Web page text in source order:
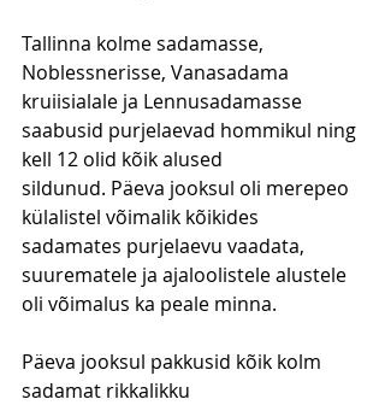
Tallinna kolme sadamasse,
Noblessnerisse, Vanasadama
kruiisialale ja Lennusadamasse
saabusid purjelaevad hommikul ning
kell 12 olid kõik alused
sildunud. Päeva jooksul oli merepeo
külalistel võimalik kõikides
sadamates purjelaevu vaadata,
suurematele ja ajaloolistele alustele
oli võimalus ka peale minna.
Päeva jooksul pakkusid kõik kolm
sadamat rikkalikku